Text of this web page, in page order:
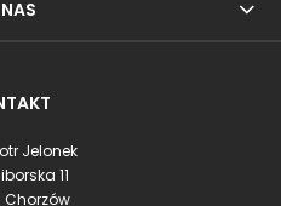
Jelonek
11
Chorzów